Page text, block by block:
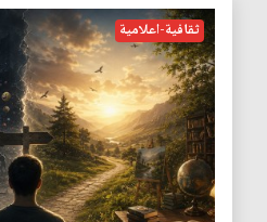
ثقافية-اعلامية